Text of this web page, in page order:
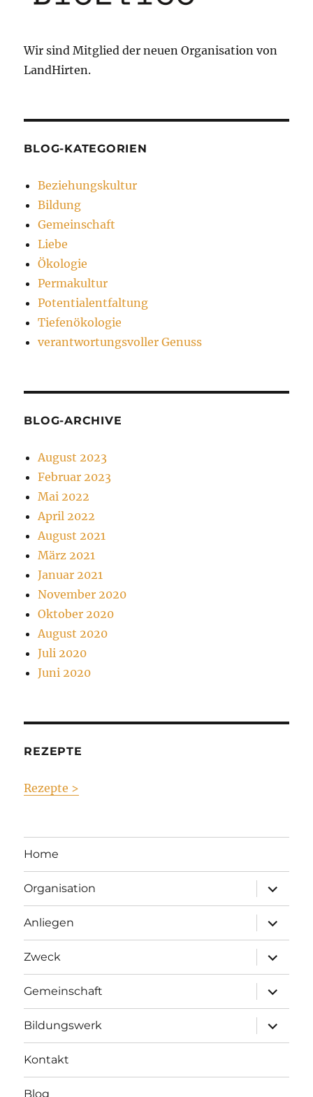
Wir sind Mitglied der neuen Organisation von
LandHirten.
BLOG-KATEGORIEN
Beziehungskultur
Bildung
Gemeinschaft
Liebe
Ökologie
Permakultur
Potentialentfaltung
Tiefenökologie
verantwortungsvoller Genuss
BLOG-ARCHIVE
August 2023
Februar 2023
Mai 2022
April 2022
August 2021
März 2021
Januar 2021
November 2020
Oktober 2020
August 2020
Juli 2020
Juni 2020
REZEPTE
Rezepte >
Home
Organisation
anzeigen
Anliegen
anzeigen
Zweck
anzeigen
Gemeinschaft
anzeigen
Bildungswerk
anzeigen
Kontakt
Blog